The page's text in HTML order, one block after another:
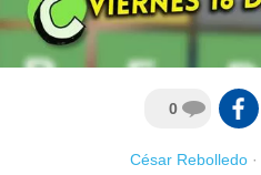
0
César Rebolledo·